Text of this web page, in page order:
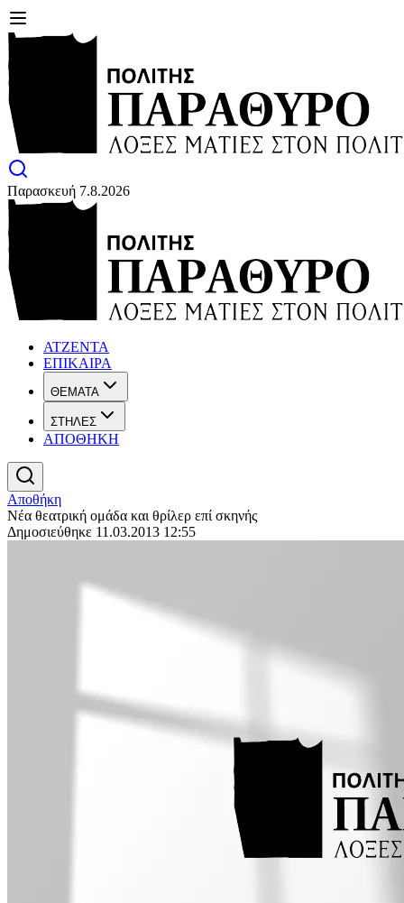
Παρασκευή 7.8.2026
ΑΤΖΕΝΤΑ
ΕΠΙΚΑΙΡΑ
ΘΕΜΑΤΑ
ΣΤΗΛΕΣ
ΑΠΟΘΗΚΗ
Αποθήκη
Νέα θεατρική ομάδα και θρίλερ επί σκηνής
Δημοσιεύθηκε 11.03.2013 12:55